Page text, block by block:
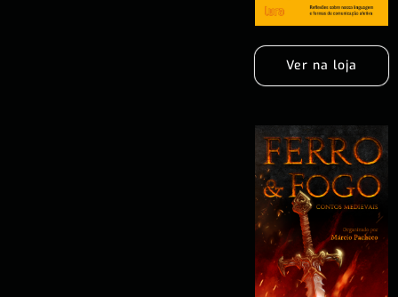
Ver na loja